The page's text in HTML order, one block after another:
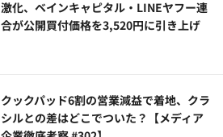
激化、ベインキャピタル・LINEヤフー連
合が公開買付価格を3,520円に引き上げ
クックパッド6割の営業減益で着地、クラ
シルとの差はどこでついた？【メディア